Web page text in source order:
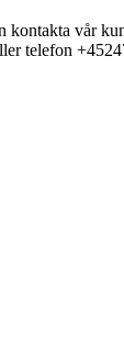
kontakta vår
telefon